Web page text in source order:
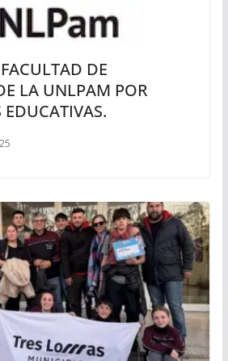
DE
LA UNLPAM POR
EDUCATIVAS.